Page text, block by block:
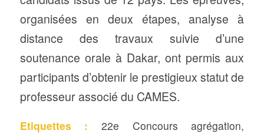
organisées en deux étapes, analyse à
distance des travaux suivie d’une
soutenance orale à Dakar, ont permis aux
participants d’obtenir le prestigieux statut de
professeur associé du CAMES.
Etiquettes : 22e Concours agrégation,